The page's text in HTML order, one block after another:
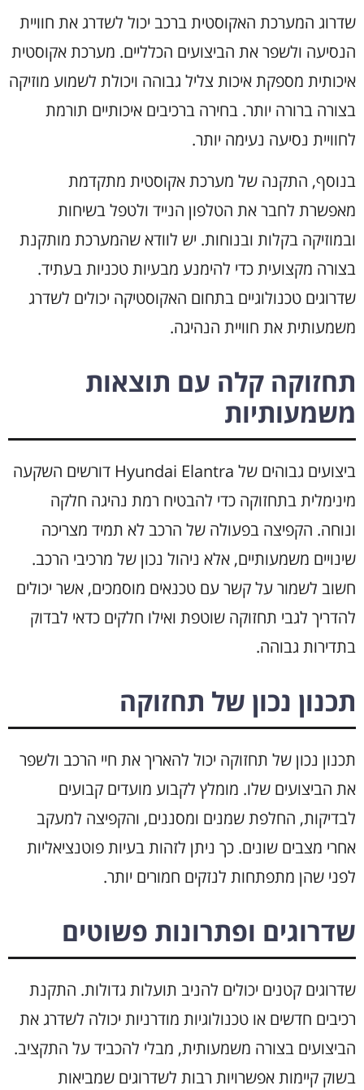
שדרוג המערכת האקוסטית ברכב יכול לשדרג את חוויית
הנסיעה ולשפר את הביצועים הכלליים. מערכת אקוסטית
איכותית מספקת איכות צליל גבוהה ויכולת לשמוע מוזיקה
בצורה ברורה יותר. בחירה ברכיבים איכותיים תורמת
לחוויית נסיעה נעימה יותר.
בנוסף, התקנה של מערכת אקוסטית מתקדמת
מאפשרת לחבר את הטלפון הנייד ולטפל בשיחות
ובמוזיקה בקלות ובנוחות. יש לוודא שהמערכת מותקנת
בצורה מקצועית כדי להימנע מבעיות טכניות בעתיד.
שדרוגים טכנולוגיים בתחום האקוסטיקה יכולים לשדרג
משמעותית את חוויית הנהיגה.
תחזוקה קלה עם תוצאות
משמעותיות
ביצועים גבוהים של Hyundai Elantra דורשים השקעה
מינימלית בתחזוקה כדי להבטיח רמת נהיגה חלקה
ונוחה. הקפיצה בפעולה של הרכב לא תמיד מצריכה
שינויים משמעותיים, אלא ניהול נכון של מרכיבי הרכב.
חשוב לשמור על קשר עם טכנאים מוסמכים, אשר יכולים
להדריך לגבי תחזוקה שוטפת ואילו חלקים כדאי לבדוק
בתדירות גבוהה.
תכנון נכון של תחזוקה
תכנון נכון של תחזוקה יכול להאריך את חיי הרכב ולשפר
את הביצועים שלו. מומלץ לקבוע מועדים קבועים
לבדיקות, החלפת שמנים ומסננים, והקפיצה למעקב
אחרי מצבים שונים. כך ניתן לזהות בעיות פוטנציאליות
לפני שהן מתפתחות לנזקים חמורים יותר.
שדרוגים ופתרונות פשוטים
שדרוגים קטנים יכולים להניב תועלות גדולות. התקנת
רכיבים חדשים או טכנולוגיות מודרניות יכולה לשדרג את
הביצועים בצורה משמעותית, מבלי להכביד על התקציב.
בשוק קיימות אפשרויות רבות לשדרוגים שמביאות